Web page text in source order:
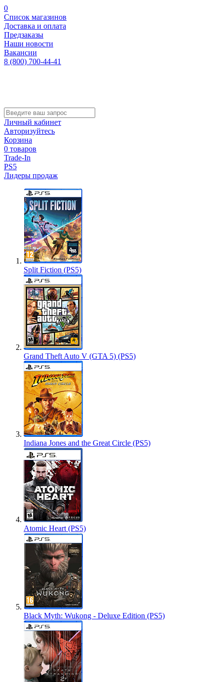
0
Список магазинов
Доставка и оплата
Предзаказы
Наши новости
Вакансии
8 (800) 700-44-41
Личный кабинет
Авторизуйтесь
Корзина
0 товаров
Trade-In
PS5
Лидеры продаж
Split Fiction (PS5)
Grand Theft Auto V (GTA 5) (PS5)
Indiana Jones and the Great Circle (PS5)
Atomic Heart (PS5)
Black Myth: Wukong - Deluxe Edition (PS5)